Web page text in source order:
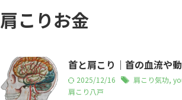
肩こりお金
首と肩こり｜首の血流や
2025/12/16 肩こり気功,
肩こり八戸